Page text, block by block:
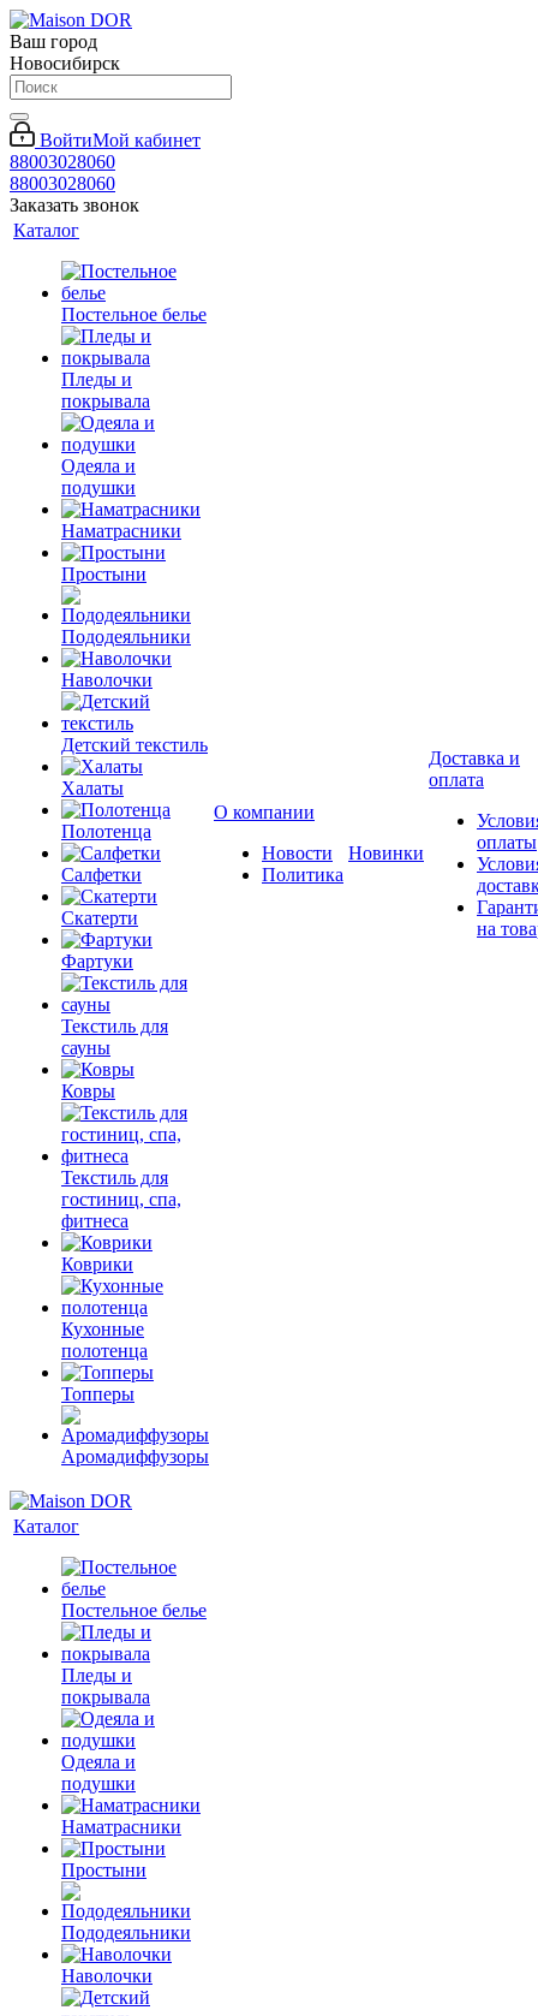
Ваш город
Новосибирск
ВойтиМой кабинет
88003028060
88003028060
Заказать звонок
Каталог
Постельное белье
Пледы и
покрывала
Одеяла и
подушки
Наматрасники
Простыни
Пододеяльники
Наволочки
Детский текстиль
Халаты
Полотенца
Салфетки
Скатерти
Фартуки
Текстиль для
сауны
Ковры
Текстиль для
гостиниц, спа,
фитнеса
Коврики
Кухонные
полотенца
Топперы
Аромадиффузоры
О компании
Новости
Политика
Новинки
Доставка и
оплата
оплаты
на
Каталог
Постельное белье
Пледы и
покрывала
Одеяла и
подушки
Наматрасники
Простыни
Пододеяльники
Наволочки